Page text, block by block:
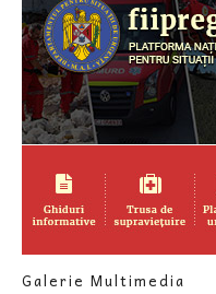
Galerie Multimedia